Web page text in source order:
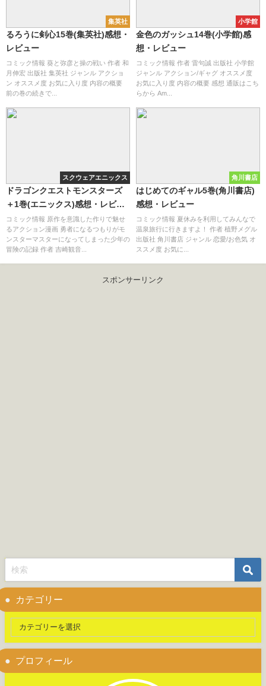
集英社
るろうに剣心15巻(集英社)感想・
レビュー
コミック情報 葵と弥彦と操の戦い 作者 和
月伸宏 出版社 集英社 ジャンル アクショ
ン オススメ度 お気に入り度 内容の概要
前の巻の続きで...
小学館
金色のガッシュ14巻(小学館)感
想・レビュー
コミック情報 作者 雷句誠 出版社 小学館
ジャンル アクション/ギャグ オススメ度
お気に入り度 内容の概要 感想 通販はこち
らから Am...
スクウェアエニックス
ドラゴンクエストモンスターズ
＋1巻(エニックス)感想・レビュ
ー
コミック情報 原作を意識した作りで魅せ
るアクション漫画 勇者になるつもりがモ
ンスターマスターになってしまった少年の
冒険の記録 作者 吉崎観音...
角川書店
はじめてのギャル5巻(角川書店)
感想・レビュー
コミック情報 夏休みを利用してみんなで
温泉旅行に行きますよ！ 作者 植野メグル
出版社 角川書店 ジャンル 恋愛/お色気 オ
ススメ度 お気に...
スポンサーリンク
カテゴリー
プロフィール